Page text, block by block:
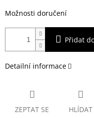
Možnosti doručení
Přidat
Detailní informace
ZEPTAT SE HLÍDAT